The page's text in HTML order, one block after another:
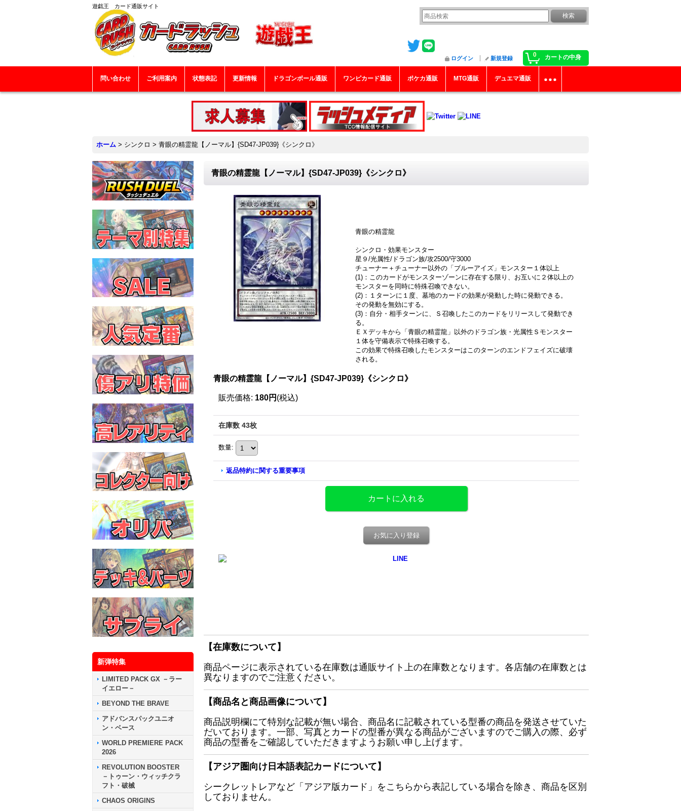
遊戯王 カード通販サイト
0 カートの中身
ログイン 新規登録
問い合わせ ご利用案内 状態表記 更新情報 ドラゴンボール通販 ワンピカード通販 ポケカ通販 MTG通販 デュエマ通販
ホーム > シンクロ > 青眼の精霊龍【ノーマル】{SD47-JP039}《シンクロ》
新弾特集
LIMITED PACK GX －ラー
イエロー－
BEYOND THE BRAVE
アドバンスパックユニオ
ン・ベース
WORLD PREMIERE PACK
2026
REVOLUTION BOOSTER
－トゥーン・ウィッチクラ
フト・破械
CHAOS ORIGINS
青眼の精霊龍【ノーマル】{SD47-JP039}《シンクロ》
青眼の精霊龍
シンクロ・効果モンスター
星９/光属性/ドラゴン族/攻2500/守3000
チューナー＋チューナー以外の「ブルーアイズ」モンスター１体以上
(1)：このカードがモンスターゾーンに存在する限り、お互いに２体以上の
モンスターを同時に特殊召喚できない。
(2)：１ターンに１度、墓地のカードの効果が発動した時に発動できる。
その発動を無効にする。
(3)：自分・相手ターンに、Ｓ召喚したこのカードをリリースして発動でき
る。
ＥＸデッキから「青眼の精霊龍」以外のドラゴン族・光属性Ｓモンスター
１体を守備表示で特殊召喚する。
この効果で特殊召喚したモンスターはこのターンのエンドフェイズに破壊
される。
青眼の精霊龍【ノーマル】{SD47-JP039}《シンクロ》
販売価格: 180円 (税込)
在庫数 43枚
数量:
返品特約に関する重要事項
お気に入り登録
【在庫数について】
商品ページに表示されている在庫数は通販サイト上の在庫数となります。各店舗の在庫数とは
異なりますのでご注意ください。
【商品名と商品画像について】
商品説明欄にて特別な記載が無い場合、商品名に記載されている型番の商品を発送させていた
だいております。一部、写真とカードの型番が異なる商品がございますのでご購入の際、必ず
商品の型番をご確認していただきますようお願い申し上げます。
【アジア圏向け日本語表記カードについて】
シークレットレアなど「アジア版カード」をこちらから表記している場合を除き、商品を区別
しておりません。